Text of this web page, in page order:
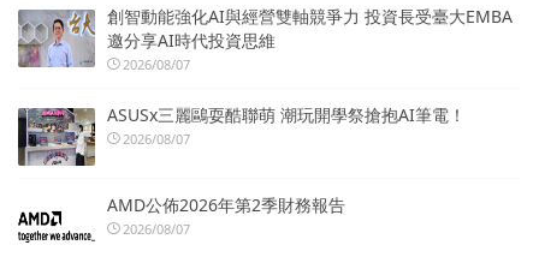
創智動能強化AI與經營雙軸競爭力 投資長受臺大EMBA
邀分享AI時代投資思維
2026/08/07
ASUSx三麗鷗耍酷聯萌 潮玩開學祭搶抱AI筆電！
2026/08/07
AMD公佈2026年第2季財務報告
2026/08/07